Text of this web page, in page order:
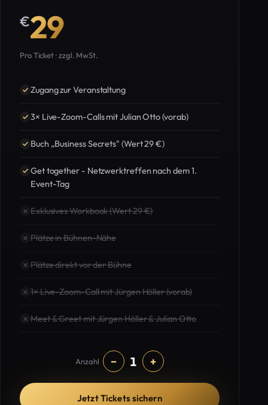
€29
Pro Ticket · zzgl. MwSt.
Zugang zur Veranstaltung
3× Live-Zoom-Calls mit Julian Otto (vorab)
Buch „Business Secrets" (Wert 29 €)
Get together - Netzwerktreffen nach dem 1.
Event-Tag
Exklusives Workbook (Wert 29 €)
Plätze in Bühnen-Nähe
Plätze direkt vor der Bühne
1× Live-Zoom-Call mit Jürgen Höller (vorab)
Meet & Greet mit Jürgen Höller & Julian Otto
Anzahl − 1 +
Jetzt Tickets sichern